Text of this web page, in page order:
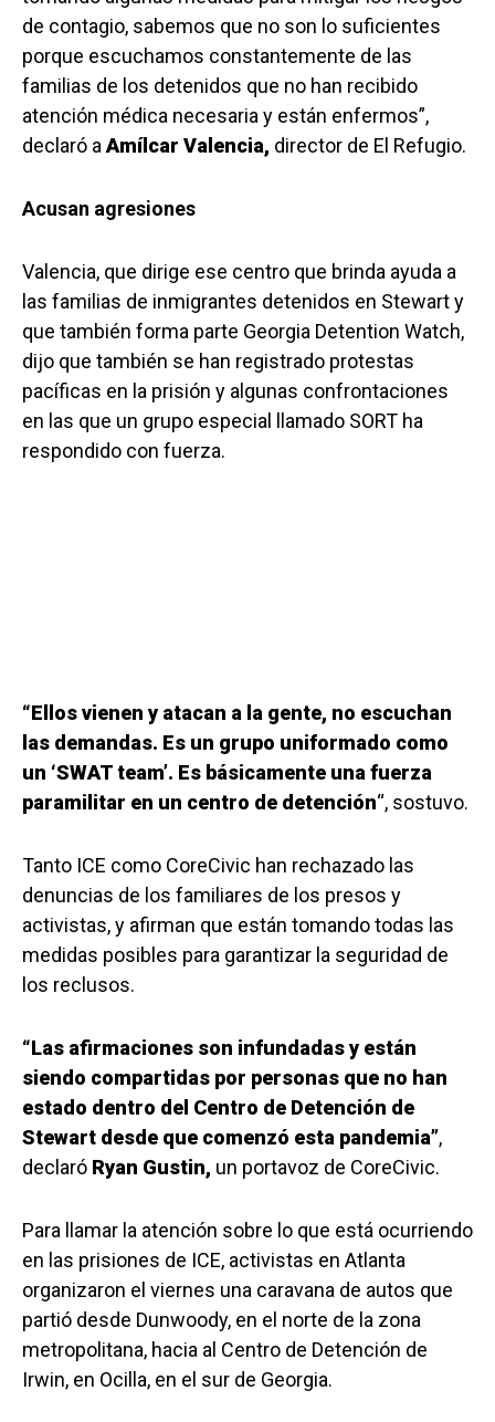
de contagio, sabemos que no son lo suficientes
porque escuchamos constantemente de las
familias de los detenidos que no han recibido
atención médica necesaria y están enfermos”,
declaró aAmílcar Valencia, director de El Refugio.
Acusan agresiones
Valencia, que dirige ese centro que brinda ayuda a
las familias de inmigrantes detenidos en Stewart y
que también forma parte Georgia Detention Watch,
dijo que también se han registrado protestas
pacíficas en la prisión y algunas confrontaciones
en las que un grupo especial llamado SORT ha
respondido con fuerza.
“Ellos vienen y atacan a la gente, no escuchan
las demandas. Es un grupo uniformado como
un ‘SWAT team’. Es básicamente una fuerza
paramilitar en un centro de detención“, sostuvo.
Tanto ICE como CoreCivic han rechazado las
denuncias de los familiares de los presos y
activistas, y afirman que están tomando todas las
medidas posibles para garantizar la seguridad de
los reclusos.
“Las afirmaciones son infundadas y están
siendo compartidas por personas que no han
estado dentro del Centro de Detención de
Stewart desde que comenzó esta pandemia”,
declaró Ryan Gustin, un portavoz de CoreCivic.
Para llamar la atención sobre lo que está ocurriendo
en las prisiones de ICE, activistas en Atlanta
organizaron el viernes una caravana de autos que
partió desde Dunwoody, en el norte de la zona
metropolitana, hacia al Centro de Detención de
Irwin, en Ocilla, en el sur de Georgia.